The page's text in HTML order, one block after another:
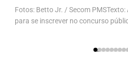
Fotos: Betto Jr. / Secom PMSTexto:
para se inscrever no concurso